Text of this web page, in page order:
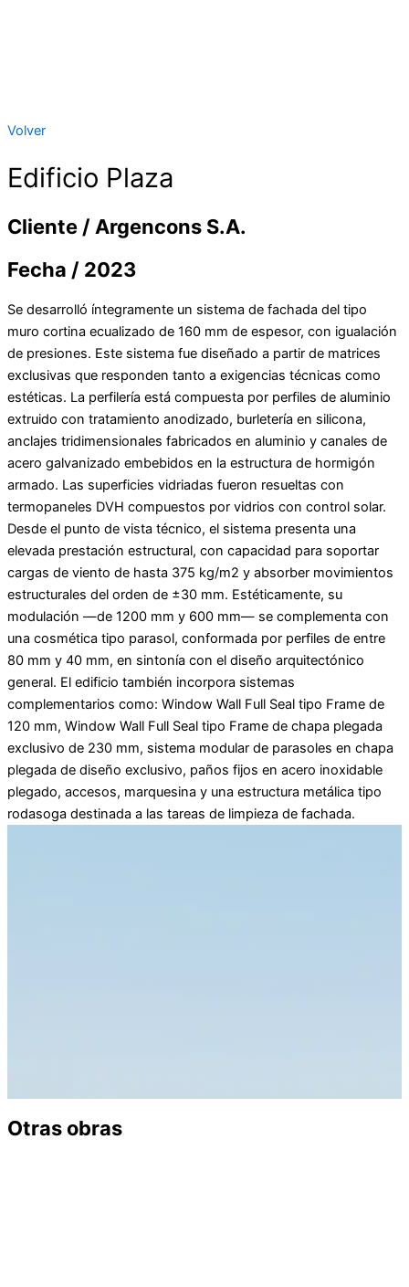
Volver
Edificio Plaza
Cliente / Argencons S.A.
Fecha / 2023
Se desarrolló íntegramente un sistema de fachada del tipo
muro cortina ecualizado de 160 mm de espesor, con igualación
de presiones. Este sistema fue diseñado a partir de matrices
exclusivas que responden tanto a exigencias técnicas como
estéticas. La perfilería está compuesta por perfiles de aluminio
extruido con tratamiento anodizado, burletería en silicona,
anclajes tridimensionales fabricados en aluminio y canales de
acero galvanizado embebidos en la estructura de hormigón
armado. Las superficies vidriadas fueron resueltas con
termopaneles DVH compuestos por vidrios con control solar.
Desde el punto de vista técnico, el sistema presenta una
elevada prestación estructural, con capacidad para soportar
cargas de viento de hasta 375 kg/m2 y absorber movimientos
estructurales del orden de ±30 mm. Estéticamente, su
modulación —de 1200 mm y 600 mm— se complementa con
una cosmética tipo parasol, conformada por perfiles de entre
80 mm y 40 mm, en sintonía con el diseño arquitectónico
general. El edificio también incorpora sistemas
complementarios como: Window Wall Full Seal tipo Frame de
120 mm, Window Wall Full Seal tipo Frame de chapa plegada
exclusivo de 230 mm, sistema modular de parasoles en chapa
plegada de diseño exclusivo, paños fijos en acero inoxidable
plegado, accesos, marquesina y una estructura metálica tipo
rodasoga destinada a las tareas de limpieza de fachada.
Otras obras